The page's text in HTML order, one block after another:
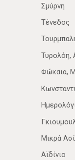
Σμύρνη
Τένεδος
Τυρολόη,
Φώκαια,
Μικρά
Αϊδίνιο